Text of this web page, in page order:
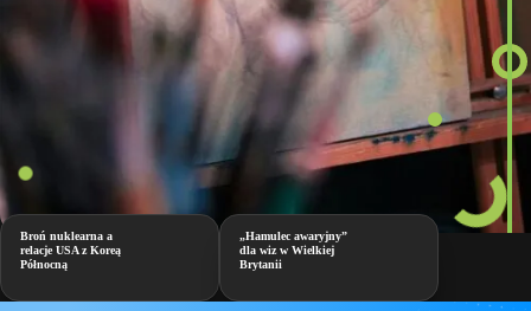
Broń nuklearna a
relacje USA z Koreą
Północną
„Hamulec awaryjny”
dla wiz w Wielkiej
Brytanii